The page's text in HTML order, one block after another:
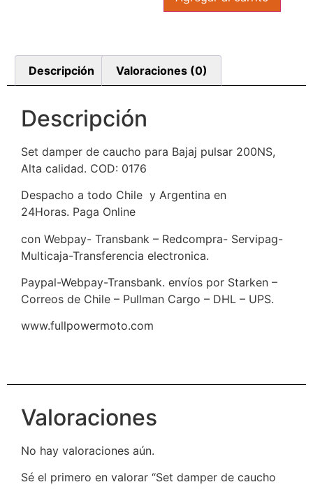
Descripción Valoraciones (0)
Descripción
Set damper de caucho para Bajaj pulsar 200NS,
Alta calidad. COD: 0176
Despacho a todo Chile y Argentina en
24Horas. Paga Online
con Webpay- Transbank – Redcompra- Servipag-
Multicaja-Transferencia electronica.
Paypal-Webpay-Transbank. envíos por Starken –
Correos de Chile – Pullman Cargo – DHL – UPS.
www.fullpowermoto.com
Valoraciones
No hay valoraciones aún.
Sé el primero en valorar “Set damper de caucho